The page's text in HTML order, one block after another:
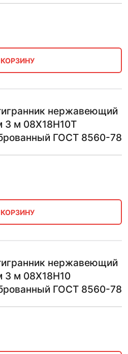
КОРЗИНУ
нержавеющий
3 м 08Х18Н10Т
ГОСТ 8560-78
КОРЗИНУ
нержавеющий
3 м 08Х18Н10
ГОСТ 8560-78